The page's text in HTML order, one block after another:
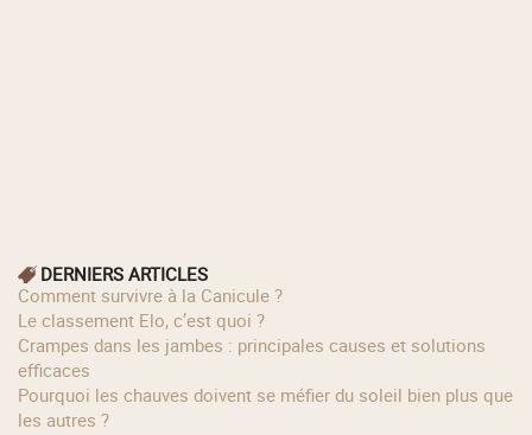
DERNIERS ARTICLES
Comment survivre à la Canicule ?
Le classement Elo, c’est quoi ?
Crampes dans les jambes : principales causes et solutions
efficaces
Pourquoi les chauves doivent se méfier du soleil bien plus que
les autres ?